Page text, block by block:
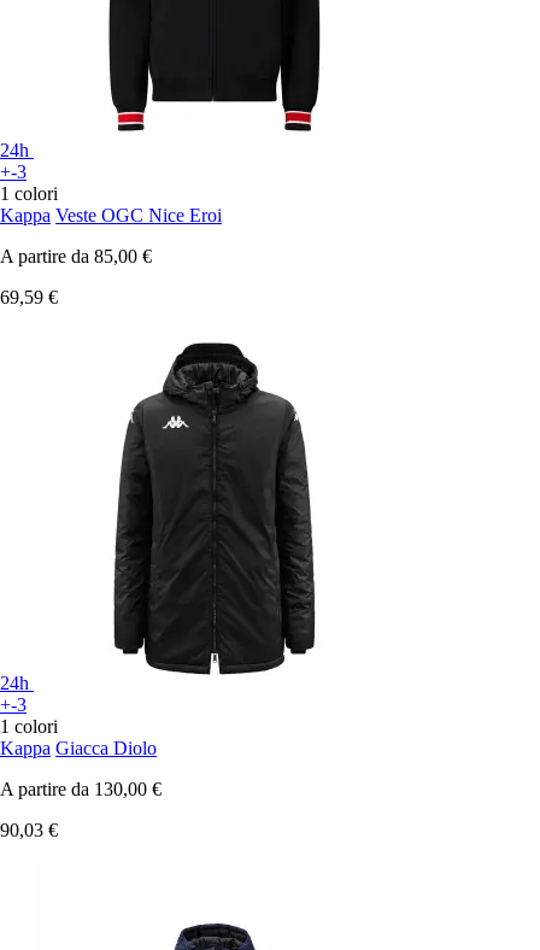
24h
+-3
1 colori
Kappa Veste OGC Nice Eroi
A partire da 85,00 €
69,59 €
24h
+-3
1 colori
Kappa Giacca Diolo
A partire da 130,00 €
90,03 €